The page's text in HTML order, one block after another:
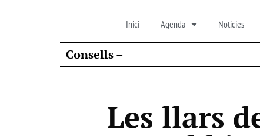
Inici Agenda Noticies
Consells –
Les llars